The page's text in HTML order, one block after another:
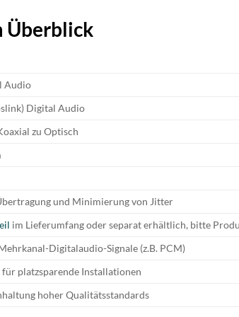
Überblick
Audio
Digital Audio
zu Optisch
und Minimierung von Jitter
im Lieferumfang oder separat erhältlich, bitte
Digitalaudio-Signale (z.B. PCM)
platzsparende Installationen
hoher Qualitätsstandards